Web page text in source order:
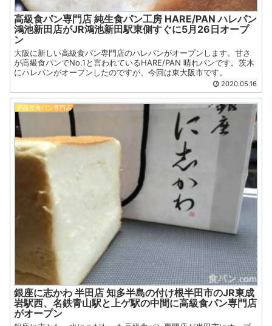
高級食パン専門店 純生食パン工房 HARE/PAN ハレパン
鴻池新田店がJR鴻池新田駅東側すぐに5月26日オープ
ン
大阪に新しい高級食パン専門店のハレパンがオープンします。甘さ
が高級食パンでNo.1と言われているHARE/PAN 晴れパンです。茨木
にハレパンがオープンしたのですが、今回は東大阪市です。
2020.05.16
高級生食パン専門店
銀座に志かわ 半田店 知多半島の付け根半田市のJR東成
岩駅西、名鉄青山駅と上ゲ駅の中間に高級食パン専門店
がオープン